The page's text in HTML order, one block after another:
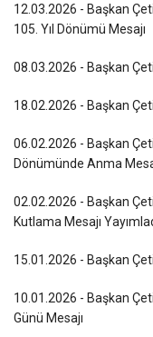
12.03.2026 - Başkan
105. Yıl Dönümü Mesajı
08.03.2026 - Başkan
18.02.2026 - Başkan
06.02.2026 - Başkan
Dönümünde Anma
02.02.2026 - Başkan
Kutlama Mesajı
15.01.2026 - Başkan
10.01.2026 - Başkan
Günü Mesajı